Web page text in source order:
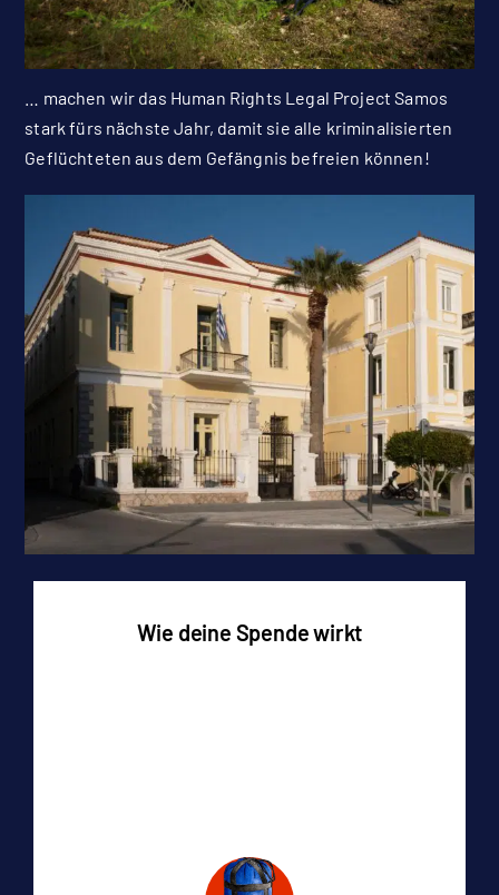
… machen wir das Human Rights Legal Project Samos
stark fürs nächste Jahr, damit sie alle kriminalisierten
Geflüchteten aus dem Gefängnis befreien können!
Wie deine Spende wirkt